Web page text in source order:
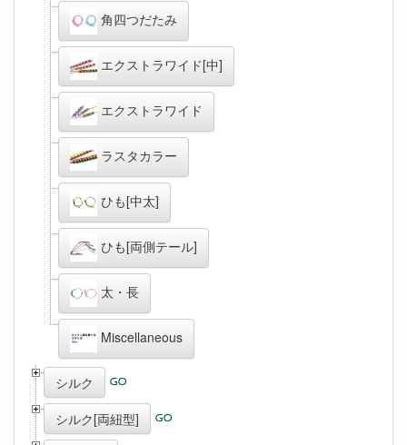
角四つだたみ
エクストラワイド[中]
エクストラワイド
ラスタカラー
ひも[中太]
ひも[両側テール]
太・長
Miscellaneous
シルク
シルク[両紐型]